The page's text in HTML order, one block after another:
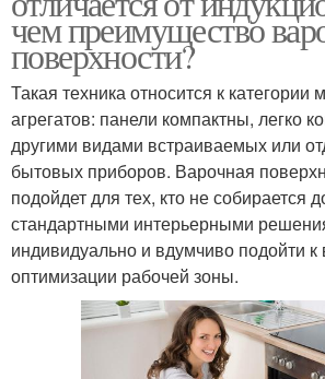
чем преимущество
поверхности?
Такая техника относится к категории
агрегатов: панели компактны, легко
другими видами встраиваемых или
бытовых приборов. Варочная
подойдет для тех, кто не собирается
стандартными интерьерными
индивидуально и вдумчиво подойти к
оптимизации рабочей зоны.